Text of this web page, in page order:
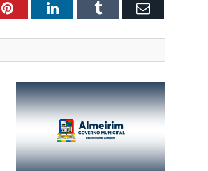
PinterestLinkedInTumblr Email